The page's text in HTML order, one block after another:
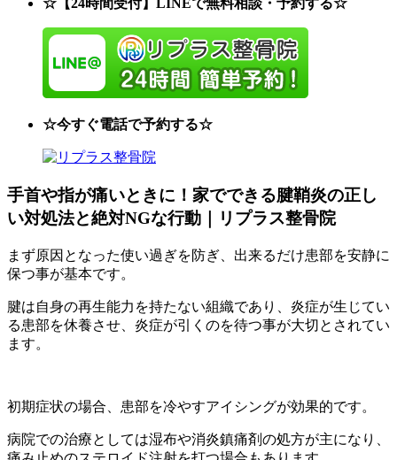
☆【24時間受付】LINEで無料相談・予約する☆
☆今すぐ電話で予約する☆
手首や指が痛いときに！家でできる腱鞘炎の正し
い対処法と絶対NGな行動｜リプラス整骨院
まず原因となった使い過ぎを防ぎ、出来るだけ患部を安静に
保つ事が基本です。
腱は自身の再生能力を持たない組織であり、炎症が生じてい
る患部を休養させ、炎症が引くのを待つ事が大切とされてい
ます。
初期症状の場合、患部を冷やすアイシングが効果的です。
病院での治療としては湿布や消炎鎮痛剤の処方が主になり、